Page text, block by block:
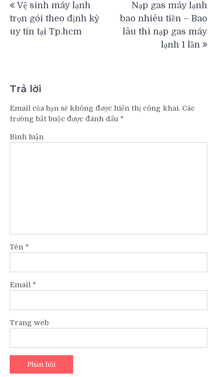
hướng
bài
Vệ sinh máy lạnh
trọn gói theo định kỳ
uy tín tại Tp.hcm
Nạp gas máy lạnh
bao nhiêu tiền – Bao
lâu thì nạp gas máy
lạnh 1 lần
Trả lời
Email của bạn sẽ không được hiển thị công khai. Các
trường bắt buộc được đánh dấu *
Bình luận
Tên *
Email *
Trang web